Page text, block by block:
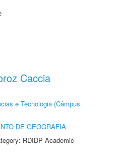
Caccia
e Tecnologia (Câmpus
DE GEOGRAFIA
RDIDP Academic